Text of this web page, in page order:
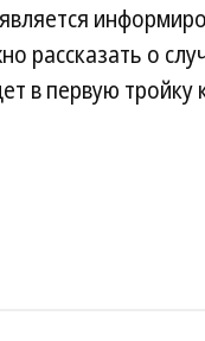
рассказать о
в первую тройку